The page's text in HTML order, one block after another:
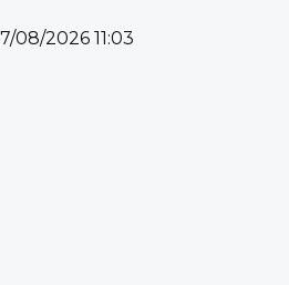
08/2026 11:03